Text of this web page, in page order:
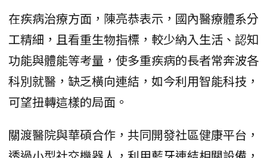
在疾病治療方面，陳亮恭表示，國內醫療體系分
工精細，且看重生物指標，較少納入生活、認知
功能與體能等考量，使多重疾病的長者常奔波各
科別就醫，缺乏橫向連結，如今利用智能科技，
可望扭轉這樣的局面。
關渡醫院與華碩合作，共同開發社區健康平台，